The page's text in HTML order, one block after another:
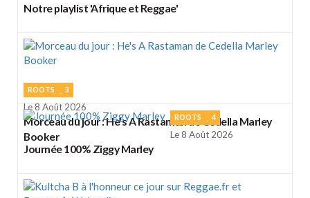
Notre playlist 'Afrique et Reggae'
ROOTS 3
Le 8 Août 2026
Morceau du jour : He's A Rastaman de Cedella Marley
Booker
ROOTS 4
Le 8 Août 2026
Journée 100% Ziggy Marley